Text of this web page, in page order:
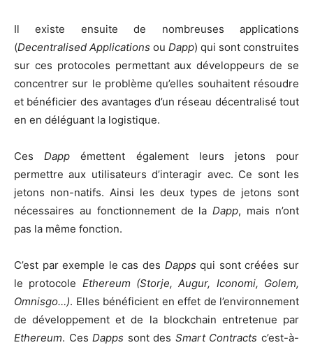
Il existe ensuite de nombreuses applications
(Decentralised Applications ou Dapp) qui sont construites
sur ces protocoles permettant aux développeurs de se
concentrer sur le problème qu’elles souhaitent résoudre
et bénéficier des avantages d’un réseau décentralisé tout
en en déléguant la logistique.
CesDapp émettent également leurs jetons pour
permettre aux utilisateurs d’interagir avec. Ce sont les
jetons non-natifs. Ainsi les deux types de jetons sont
nécessaires au fonctionnement de laDapp, mais n’ont
pas la même fonction.
C’est par exemple le cas des Dapps qui sont créées sur
le protocole Ethereum (Storje, Augur, Iconomi, Golem,
Omnisgo…). Elles bénéficient en effet de l’environnement
de développement et de la blockchain entretenue par
Ethereum. CesDapps sont des Smart Contracts c’est-à-